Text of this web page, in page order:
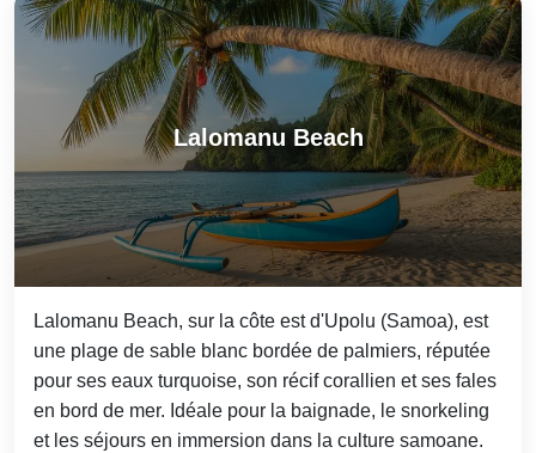
Lalomanu Beach
Lalomanu Beach, sur la côte est d'Upolu (Samoa), est
une plage de sable blanc bordée de palmiers, réputée
pour ses eaux turquoise, son récif corallien et ses fales
en bord de mer. Idéale pour la baignade, le snorkeling
et les séjours en immersion dans la culture samoane.